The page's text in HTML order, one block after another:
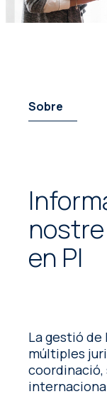
Sobre
en PI
La gestió
múltiples
coordinació,